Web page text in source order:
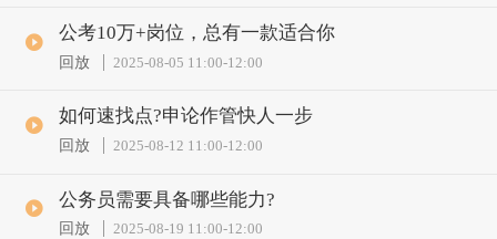
公考10万+岗位，总有一款适合你
回放 2025-08-05 11:00-12:00
如何速找点?申论作管快人一步
回放 2025-08-12 11:00-12:00
公务员需要具备哪些能力?
回放 2025-08-19 11:00-12:00